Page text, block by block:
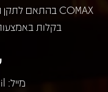
בקלות
מייל: